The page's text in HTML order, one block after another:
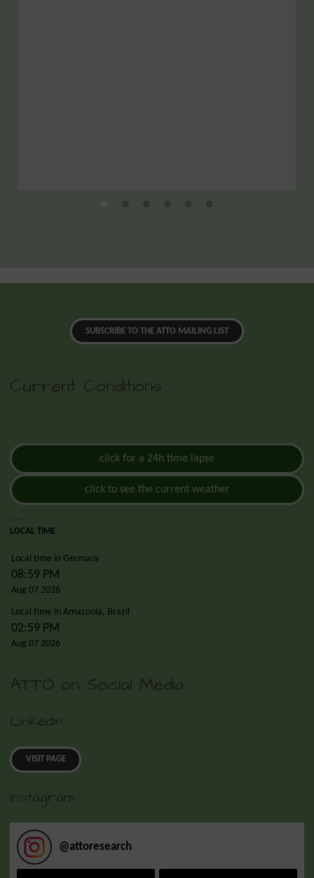
SUBSCRIBE TO THE ATTO MAILING LIST
Current Conditions
click for a 24h time lapse
click to see the current weather
LOCAL TIME
Local time in Germany
09:00 PM
Aug 07 2026
Local time in Amazonia, Brazil
03:00 PM
Aug 07 2026
ATTO on Social Media
LinkedIn
VISIT PAGE
Instagram
@attoresearch